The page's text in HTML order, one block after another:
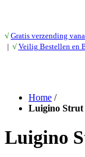
√ Gratis verzending
| √ Veilig Bestellen en
Home /
Luigino Strut
Luigino